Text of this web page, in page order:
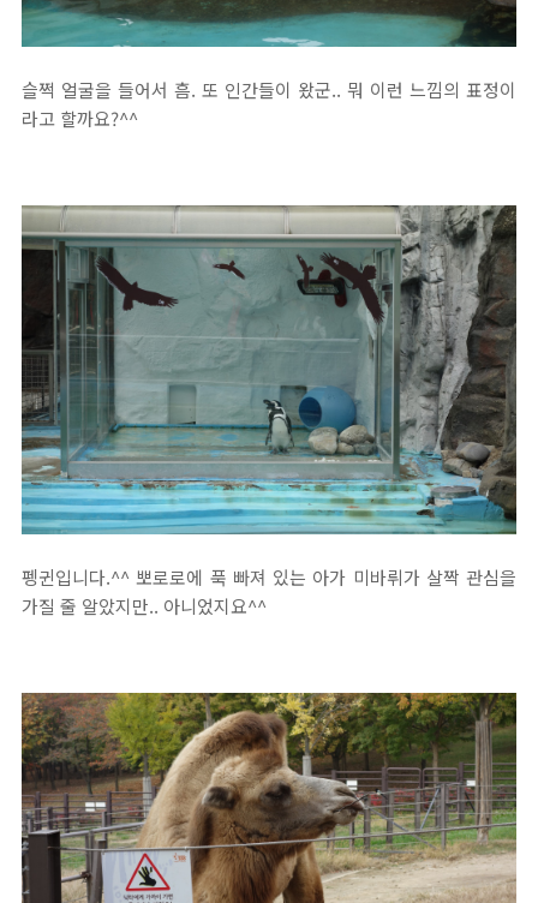
슬쩍 얼굴을 들어서 흠. 또 인간들이 왔군.. 뭐 이런 느낌의 표정이
라고 할까요?^^
펭귄입니다.^^ 뽀로로에 푹 빠져 있는 아가 미바뤼가 살짝 관심을
가질 줄 알았지만.. 아니었지요^^